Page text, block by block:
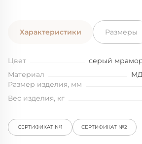
Характеристики Размеры
Цвет
серый
Материал
Размер изделия, мм
Вес изделия, кг
СЕРТИФИКАТ №1 СЕРТИФИКАТ №2